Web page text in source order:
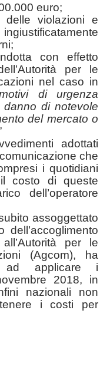
euro;
delle violazioni e
con effetto
per le
nel caso in
di urgenza
di notevole
del mercato o
adottati
che
i quotidiani
costo di queste
dell’operatore
assoggettato
per le
(Agcom), ha
ad applicare i
2018, in
nazionali non
i costi per